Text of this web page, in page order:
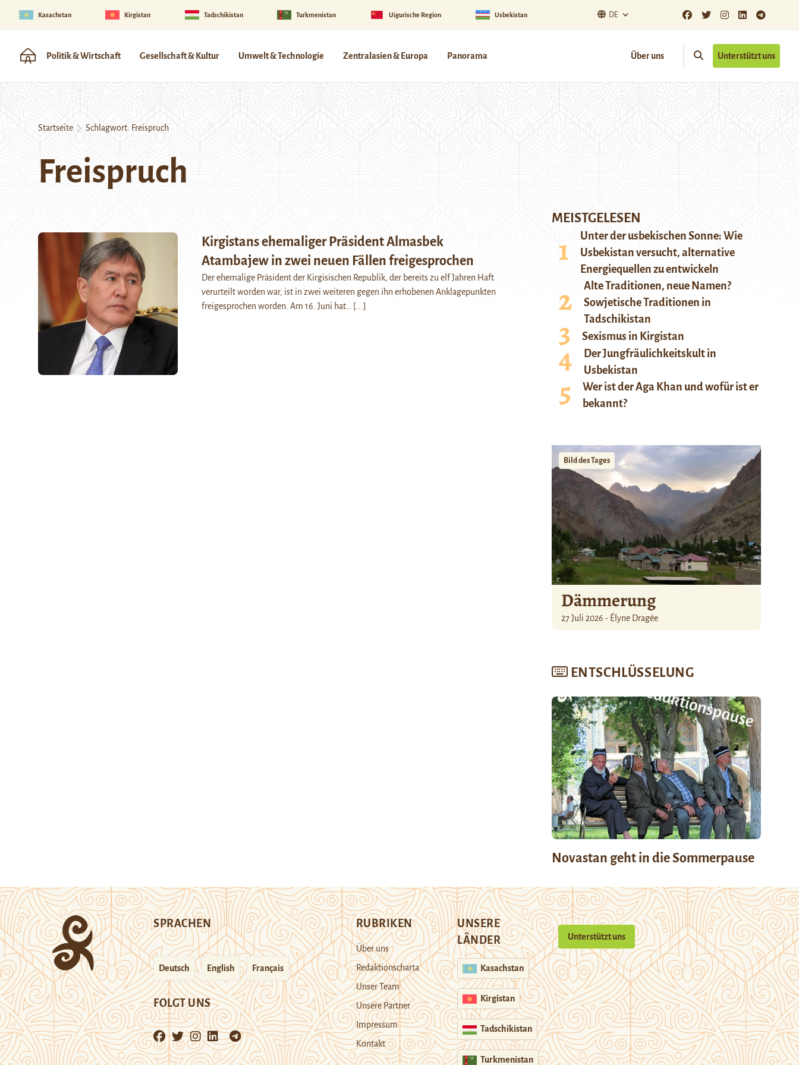
Kasachstan Kirgistan Tadschikistan Turkmenistan Uigurische Region Usbekistan DE
Politik & Wirtschaft Gesellschaft & Kultur Umwelt & Technologie Zentralasien & Europa Panorama Über uns Unterstützt uns
Startseite Schlagwort: Freispruch
Freispruch
Kirgistans ehemaliger Präsident Almasbek
Atambajew in zwei neuen Fällen freigesprochen
Der ehemalige Präsident der Kirgisischen Republik, der bereits zu elf Jahren Haft
verurteilt worden war, ist in zwei weiteren gegen ihn erhobenen Anklagepunkten
freigesprochen worden. Am 16. Juni hat…
[...]
MEISTGELESEN
Unter der usbekischen Sonne: Wie
Usbekistan versucht, alternative
Energiequellen zu entwickeln
Alte Traditionen, neue Namen?
Sowjetische Traditionen in
Tadschikistan
Sexismus in Kirgistan
Der Jungfräulichkeitskult in
Usbekistan
Wer ist der Aga Khan und wofür ist er
bekannt?
Bild des Tages
Dämmerung
27 Juli 2026 - Élyne Dragée
ENTSCHLÜSSELUNG
Novastan geht in die Sommerpause
SPRACHEN
Deutsch English Français
FOLGT UNS
RUBRIKEN
Über uns
Redaktionscharta
Unser Team
Unsere Partner
Impressum
Kontakt
UNSERE
LÄNDER
Kasachstan
Kirgistan
Tadschikistan
Turkmenistan
Unterstützt uns